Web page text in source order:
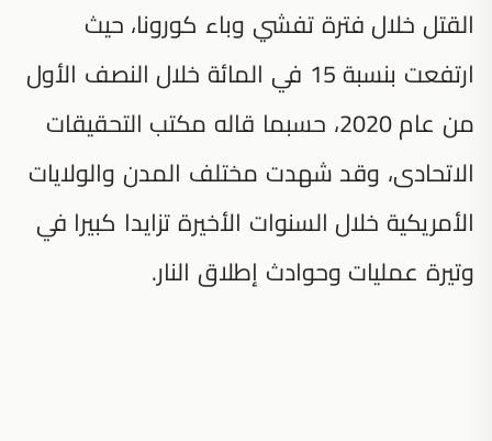
القتل خلال فترة تفشي وباء كورونا، حيث
ارتفعت بنسبة 15 في المائة خلال النصف الأول
من عام 2020، حسبما قاله مكتب التحقيقات
الاتحادى، وقد شهدت مختلف المدن والولايات
الأمريكية خلال السنوات الأخيرة تزايدا كبيرا في
وتيرة عمليات وحوادث إطلاق النار.